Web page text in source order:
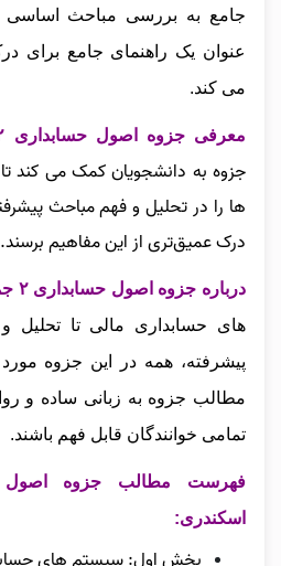
جامع به بررسی مباحث اساسی
عنوان یک راهنمای جامع برای
می‌ کند.
معرفی جزوه اصول حسابداری ۲ جمشید اسکندری:
جزوه به دانشجویان کمک می‌ کند
ها را در تحلیل و فهم مباحث
درک عمیق‌تری از این مفاهیم برسند.
درباره جزوه اصول حسابداری ۲ جمشید اسکندری:
های حسابداری مالی تا تحلیل
پیشرفته، همه در این جزوه
مطالب جزوه به زبانی ساده و
تمامی خوانندگان قابل فهم باشند.
اسکندری: